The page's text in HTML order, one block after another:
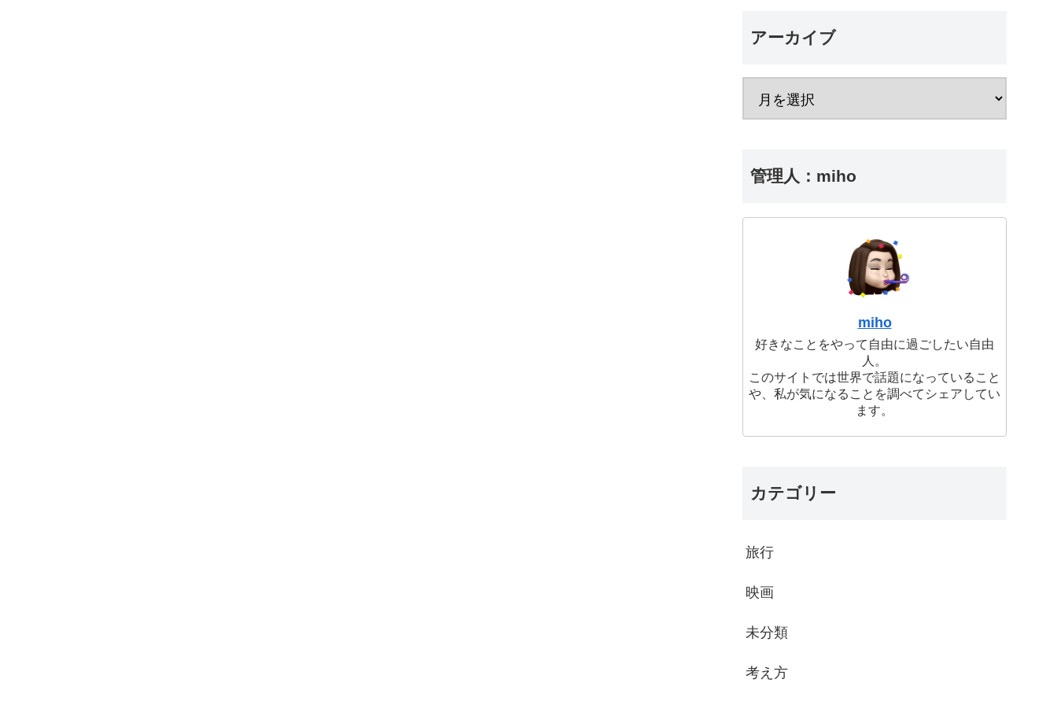
アーカイブ
管理人：miho
miho
好きなことをやって自由に過ごしたい自由
人。
このサイトでは世界で話題になっていること
や、私が気になることを調べてシェアしてい
ます。
カテゴリー
旅行
映画
未分類
考え方